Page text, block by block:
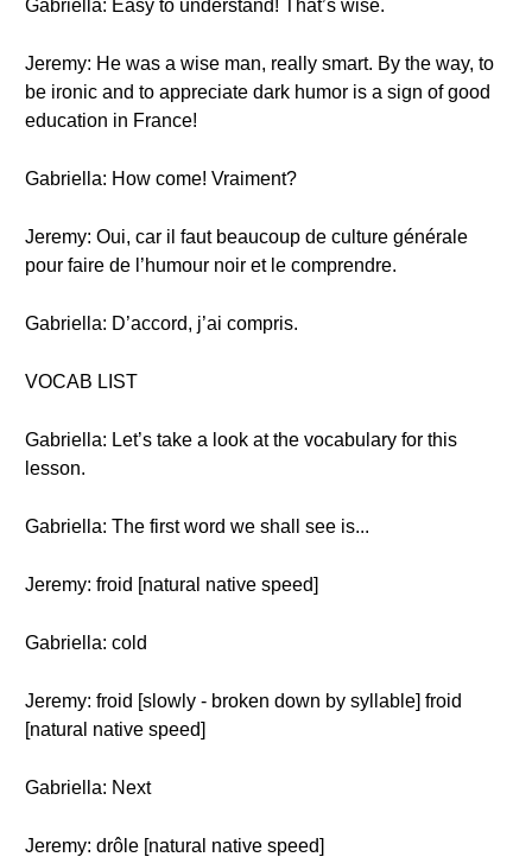
Gabriella: Easy to understand! That’s wise.
Jeremy: He was a wise man, really smart. By the way, to
be ironic and to appreciate dark humor is a sign of good
education in France!
Gabriella: How come! Vraiment?
Jeremy: Oui, car il faut beaucoup de culture générale
pour faire de l’humour noir et le comprendre.
Gabriella: D’accord, j’ai compris.
VOCAB LIST
Gabriella: Let’s take a look at the vocabulary for this
lesson.
Gabriella: The first word we shall see is...
Jeremy: froid [natural native speed]
Gabriella: cold
Jeremy: froid [slowly - broken down by syllable] froid
[natural native speed]
Gabriella: Next
Jeremy: drôle [natural native speed]